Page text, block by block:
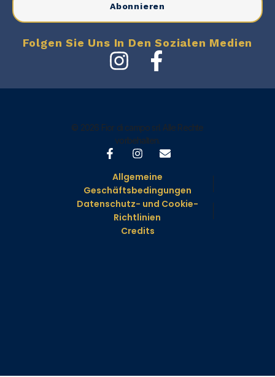
Abonnieren
Folgen Sie Uns In Den Sozialen Medien
© 2026 Fior di campo srl. Alle Rechte
vorbehalten.
Allgemeine
Geschäftsbedingungen
Datenschutz- und Cookie-
Richtlinien
Credits